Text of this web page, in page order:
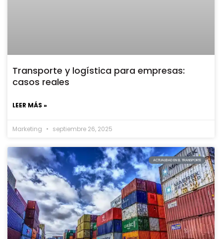
Transporte y logística para empresas:
casos reales
LEER MÁS »
Marketing septiembre 26, 2025
ACTUALIDAD EN EL TRANSPORTE